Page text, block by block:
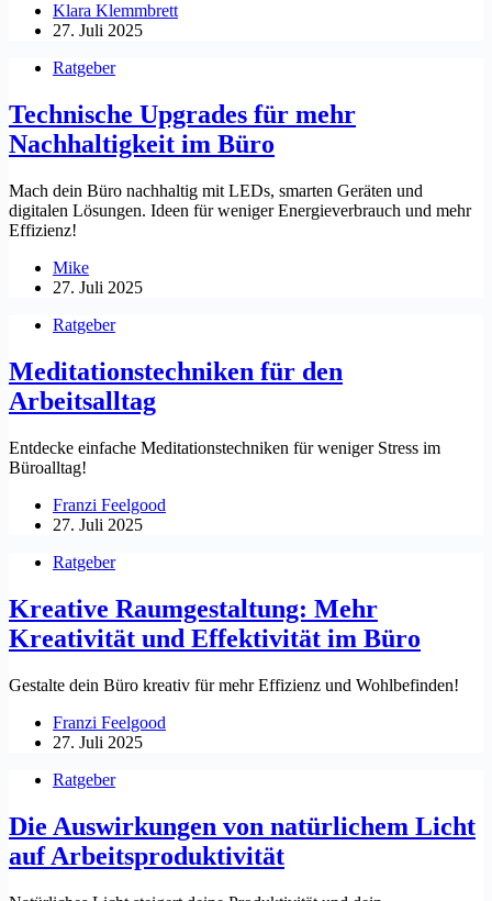
Klara Klemmbrett
27. Juli 2025
Ratgeber
Technische Upgrades für mehr
Nachhaltigkeit im Büro
Mach dein Büro nachhaltig mit LEDs, smarten Geräten und
digitalen Lösungen. Ideen für weniger Energieverbrauch und mehr
Effizienz!
Mike
27. Juli 2025
Ratgeber
Meditationstechniken für den
Arbeitsalltag
Entdecke einfache Meditationstechniken für weniger Stress im
Büroalltag!
Franzi Feelgood
27. Juli 2025
Ratgeber
Kreative Raumgestaltung: Mehr
Kreativität und Effektivität im Büro
Gestalte dein Büro kreativ für mehr Effizienz und Wohlbefinden!
Franzi Feelgood
27. Juli 2025
Ratgeber
Die Auswirkungen von natürlichem Licht
auf Arbeitsproduktivität